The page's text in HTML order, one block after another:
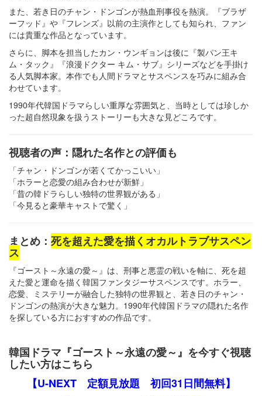
また、若き日のチャン・ドンゴンが熱血刑事役を熱演。『ブラザ
ーフッド』や『フレンズ』以前の主演作としても知られ、ファン
には貴重な作品となっています。
さらに、脚本を担当したカン・ウンギョンは後に『製パン王キ
ム・タック』『浪漫ドクター キム・サブ』シリーズなどを手掛け
る人気脚本家。本作でも人間ドラマとサスペンスを巧みに組み合
わせています。
1990年代韓国ドラマらしい重厚な雰囲気と、当時としては珍しか
った超自然現象を扱うストーリーも大きな見どころです。
視聴者の声：隠れた名作との評価も
「チャン・ドンゴンが若くてかっこいい」
「ホラーと恋愛の組み合わせが新鮮」
「昔の韓ドラらしい独特の世界観がある」
「今見ると豪華キャストで驚く」
まとめ： 死を超えた愛を描くオカルトラブサスペン
ス
『ゴースト～永遠の愛～』は、刑事と悪霊の戦いを軸に、死を超
えた愛と運命を描く韓国ファンタジーサスペンスです。ホラー、
恋愛、ミステリーが融合した独特の世界観と、若き日のチャン・
ドンゴンの熱演が大きな魅力。1990年代韓国ドラマの隠れた名作
を探している方におすすめの作品です。
韓国ドラマ『ゴースト～永遠の愛～』を今すぐ視聴
したい方はこちら
【U-NEXT 定額見放題 初回31日間無料】